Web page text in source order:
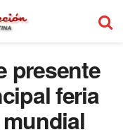
presente
feria